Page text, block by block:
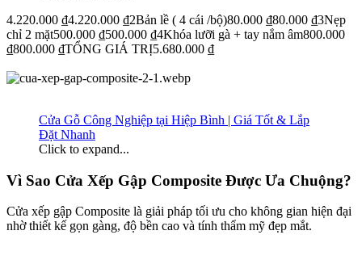
4.220.000 ₫4.220.000 ₫2Bản lề ( 4 cái /bộ)80.000 ₫80.000 ₫3Nẹp
chỉ 2 mặt500.000 ₫500.000 ₫4Khóa lưỡi gà + tay nắm âm800.000
₫800.000 ₫TỔNG GIÁ TRỊ5.680.000 ₫
Cửa Gỗ Công Nghiệp tại Hiệp Bình | Giá Tốt & Lắp
Đặt Nhanh
Click to expand...
Vì Sao Cửa Xếp Gập Composite Được Ưa Chuộng?​
Cửa xếp gập Composite là giải pháp tối ưu cho không gian hiện đại
nhờ thiết kế gọn gàng, độ bền cao và tính thẩm mỹ đẹp mắt.